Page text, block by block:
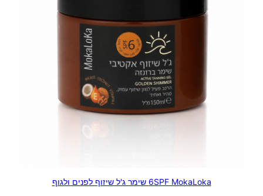
6SPF MokaLoka שימר ג'ל שיזוף לפנים ולגוף